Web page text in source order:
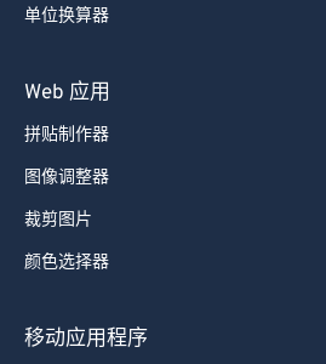
单位换算器
Web 应用
拼贴制作器
图像调整器
裁剪图片
颜色选择器
移动应用程序